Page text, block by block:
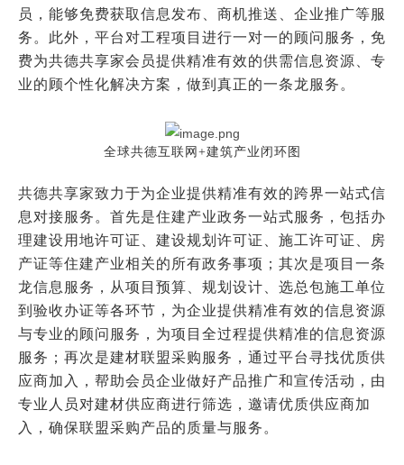
员，能够免费获取信息发布、商机推送、企业推广等服
务。此外，平台对工程项目进行一对一的顾问服务，免
费为共德共享家会员提供精准有效的供需信息资源、专
业的顾个性化解决方案，做到真正的一条龙服务。
全球共德互联网+建筑产业闭环图
共德共享家致力于为企业提供精准有效的跨界一站式信
息对接服务。首先是住建产业政务一站式服务，包括办
理建设用地许可证、建设规划许可证、施工许可证、房
产证等住建产业相关的所有政务事项；其次是项目一条
龙信息服务，从项目预算、规划设计、选总包施工单位
到验收办证等各环节，为企业提供精准有效的信息资源
与专业的顾问服务，为项目全过程提供精准的信息资源
服务；再次是建材联盟采购服务，通过平台寻找优质供
应商加入，帮助会员企业做好产品推广和宣传活动，由
专业人员对建材供应商进行筛选，邀请优质供应商加
入，确保联盟采购产品的质量与服务。